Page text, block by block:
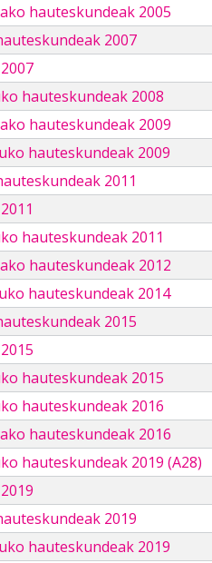
hauteskundeak 2005
2007
hauteskundeak 2008
hauteskundeak 2009
hauteskundeak 2009
2011
hauteskundeak 2011
hauteskundeak 2012
hauteskundeak 2014
2015
hauteskundeak 2015
hauteskundeak 2016
hauteskundeak 2016
hauteskundeak 2019 (A28)
2019
hauteskundeak 2019